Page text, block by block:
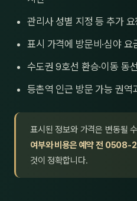
관리사 성별 지정 등 추가
표시 가격에 방문비·심야 요
수도권 9호선 환승·이동 동
등촌역 인근 방문 가능 권역
표시된 정보와 가격은 변동될
여부와 비용은 예약 전 0508-
것이 정확합니다.